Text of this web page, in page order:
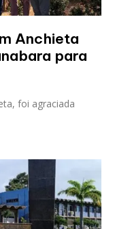
Anchieta
para
foi agraciada